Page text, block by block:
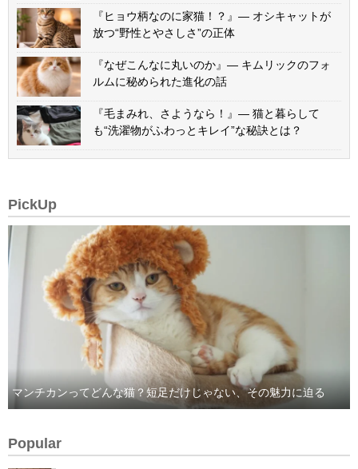
『ヒョウ柄なのに家猫！？』— オシキャットが
放つ“野性とやさしさ”の正体
『なぜこんなに丸いのか』— キムリックのフォ
ルムに秘められた進化の話
『毛まみれ、さようなら！』— 猫と暮らして
も“洗濯物がふわっとキレイ”な秘訣とは？
PickUp
マンチカンってどんな猫？短足だけじゃない、その魅力に迫る
Popular